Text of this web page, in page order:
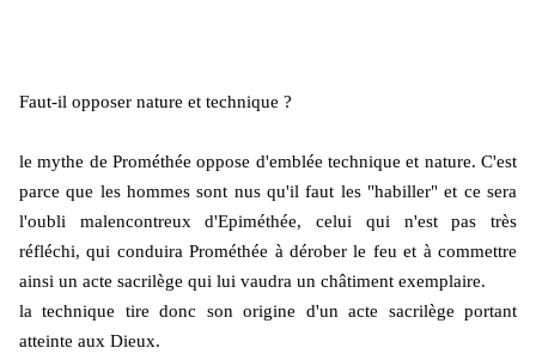
Faut-il opposer nature et technique ?
le mythe de Prométhée oppose d'emblée technique et nature. C'est
parce que les hommes sont nus qu'il faut les "habiller" et ce sera
l'oubli malencontreux d'Epiméthée, celui qui n'est pas très
réfléchi, qui conduira Prométhée à dérober le feu et à commettre
ainsi un acte sacrilège qui lui vaudra un châtiment exemplaire.
la technique tire donc son origine d'un acte sacrilège portant
atteinte aux Dieux.